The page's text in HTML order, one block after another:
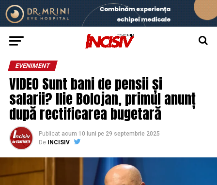
EVENIMENT
VIDEO Sunt bani de pensii și
salarii? Ilie Bolojan, primul anunț
după rectificarea bugetară
Publicat acum 10 luni pe 29 septembrie 2025
De
INCISIV